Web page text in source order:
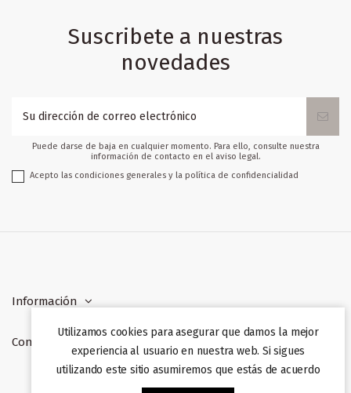
Suscribete a nuestras
novedades
Puede darse de baja en cualquier momento. Para ello, consulte nuestra
información de contacto en el aviso legal.
Acepto las condiciones generales y la política de confidencialidad
Información
Contacto
Utilizamos cookies para asegurar que damos la mejor
experiencia al usuario en nuestra web. Si sigues
utilizando este sitio asumiremos que estás de acuerdo